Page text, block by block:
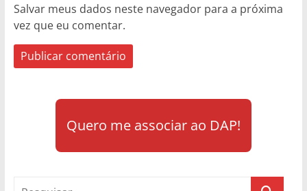
Salvar meus dados neste navegador para a próxima
vez que eu comentar.
Quero me associar ao DAP!